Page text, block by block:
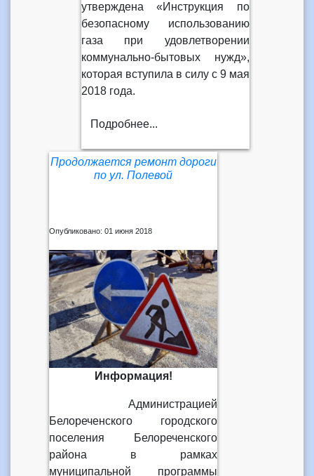
утверждена «Инструкция по
безопасному использованию
газа при удовлетворении
коммунально-бытовых нужд»,
которая вступила в силу с 9 мая
2018 года.
Подробнее...
Продолжается ремонт дороги
по ул. Полевой
Опубликовано: 01 июня 2018
Информация!
Администрацией
Белореченского городского
поселения Белореченского
района в рамках
муниципальной программы